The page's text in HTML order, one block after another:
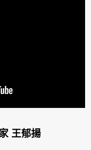
王郁揚